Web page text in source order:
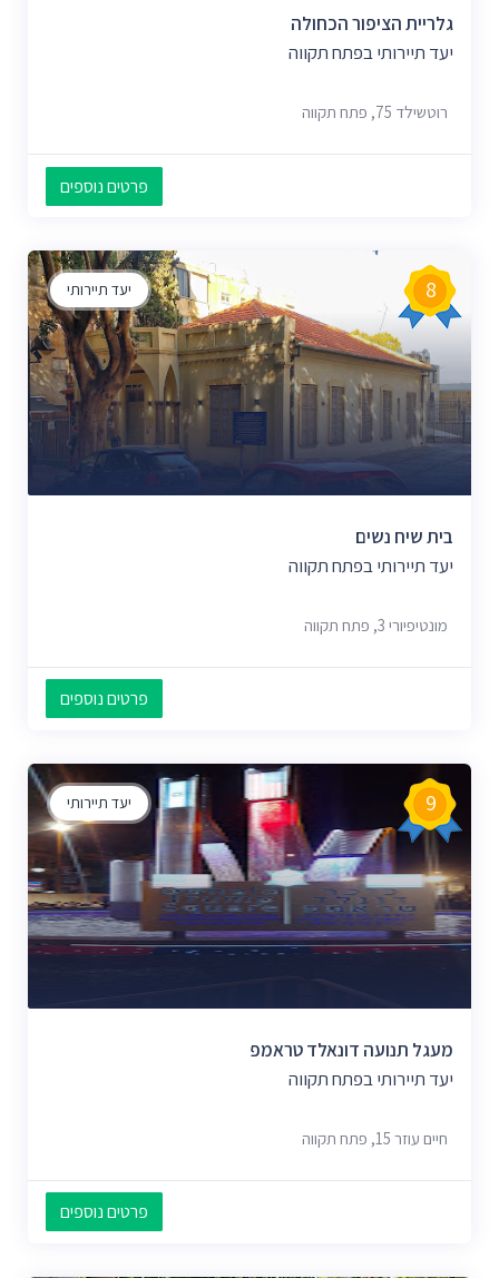
גלריית הציפור הכחולה
יעד תיירותי בפתח תקווה
רוטשילד 75, פתח תקווה
פרטים נוספים
יעד תיירותי 8
בית שיח נשים
יעד תיירותי בפתח תקווה
מונטיפיורי 3, פתח תקווה
פרטים נוספים
יעד תיירותי 9
מעגל תנועה דונאלד טראמפ
יעד תיירותי בפתח תקווה
חיים עוזר 15, פתח תקווה
פרטים נוספים